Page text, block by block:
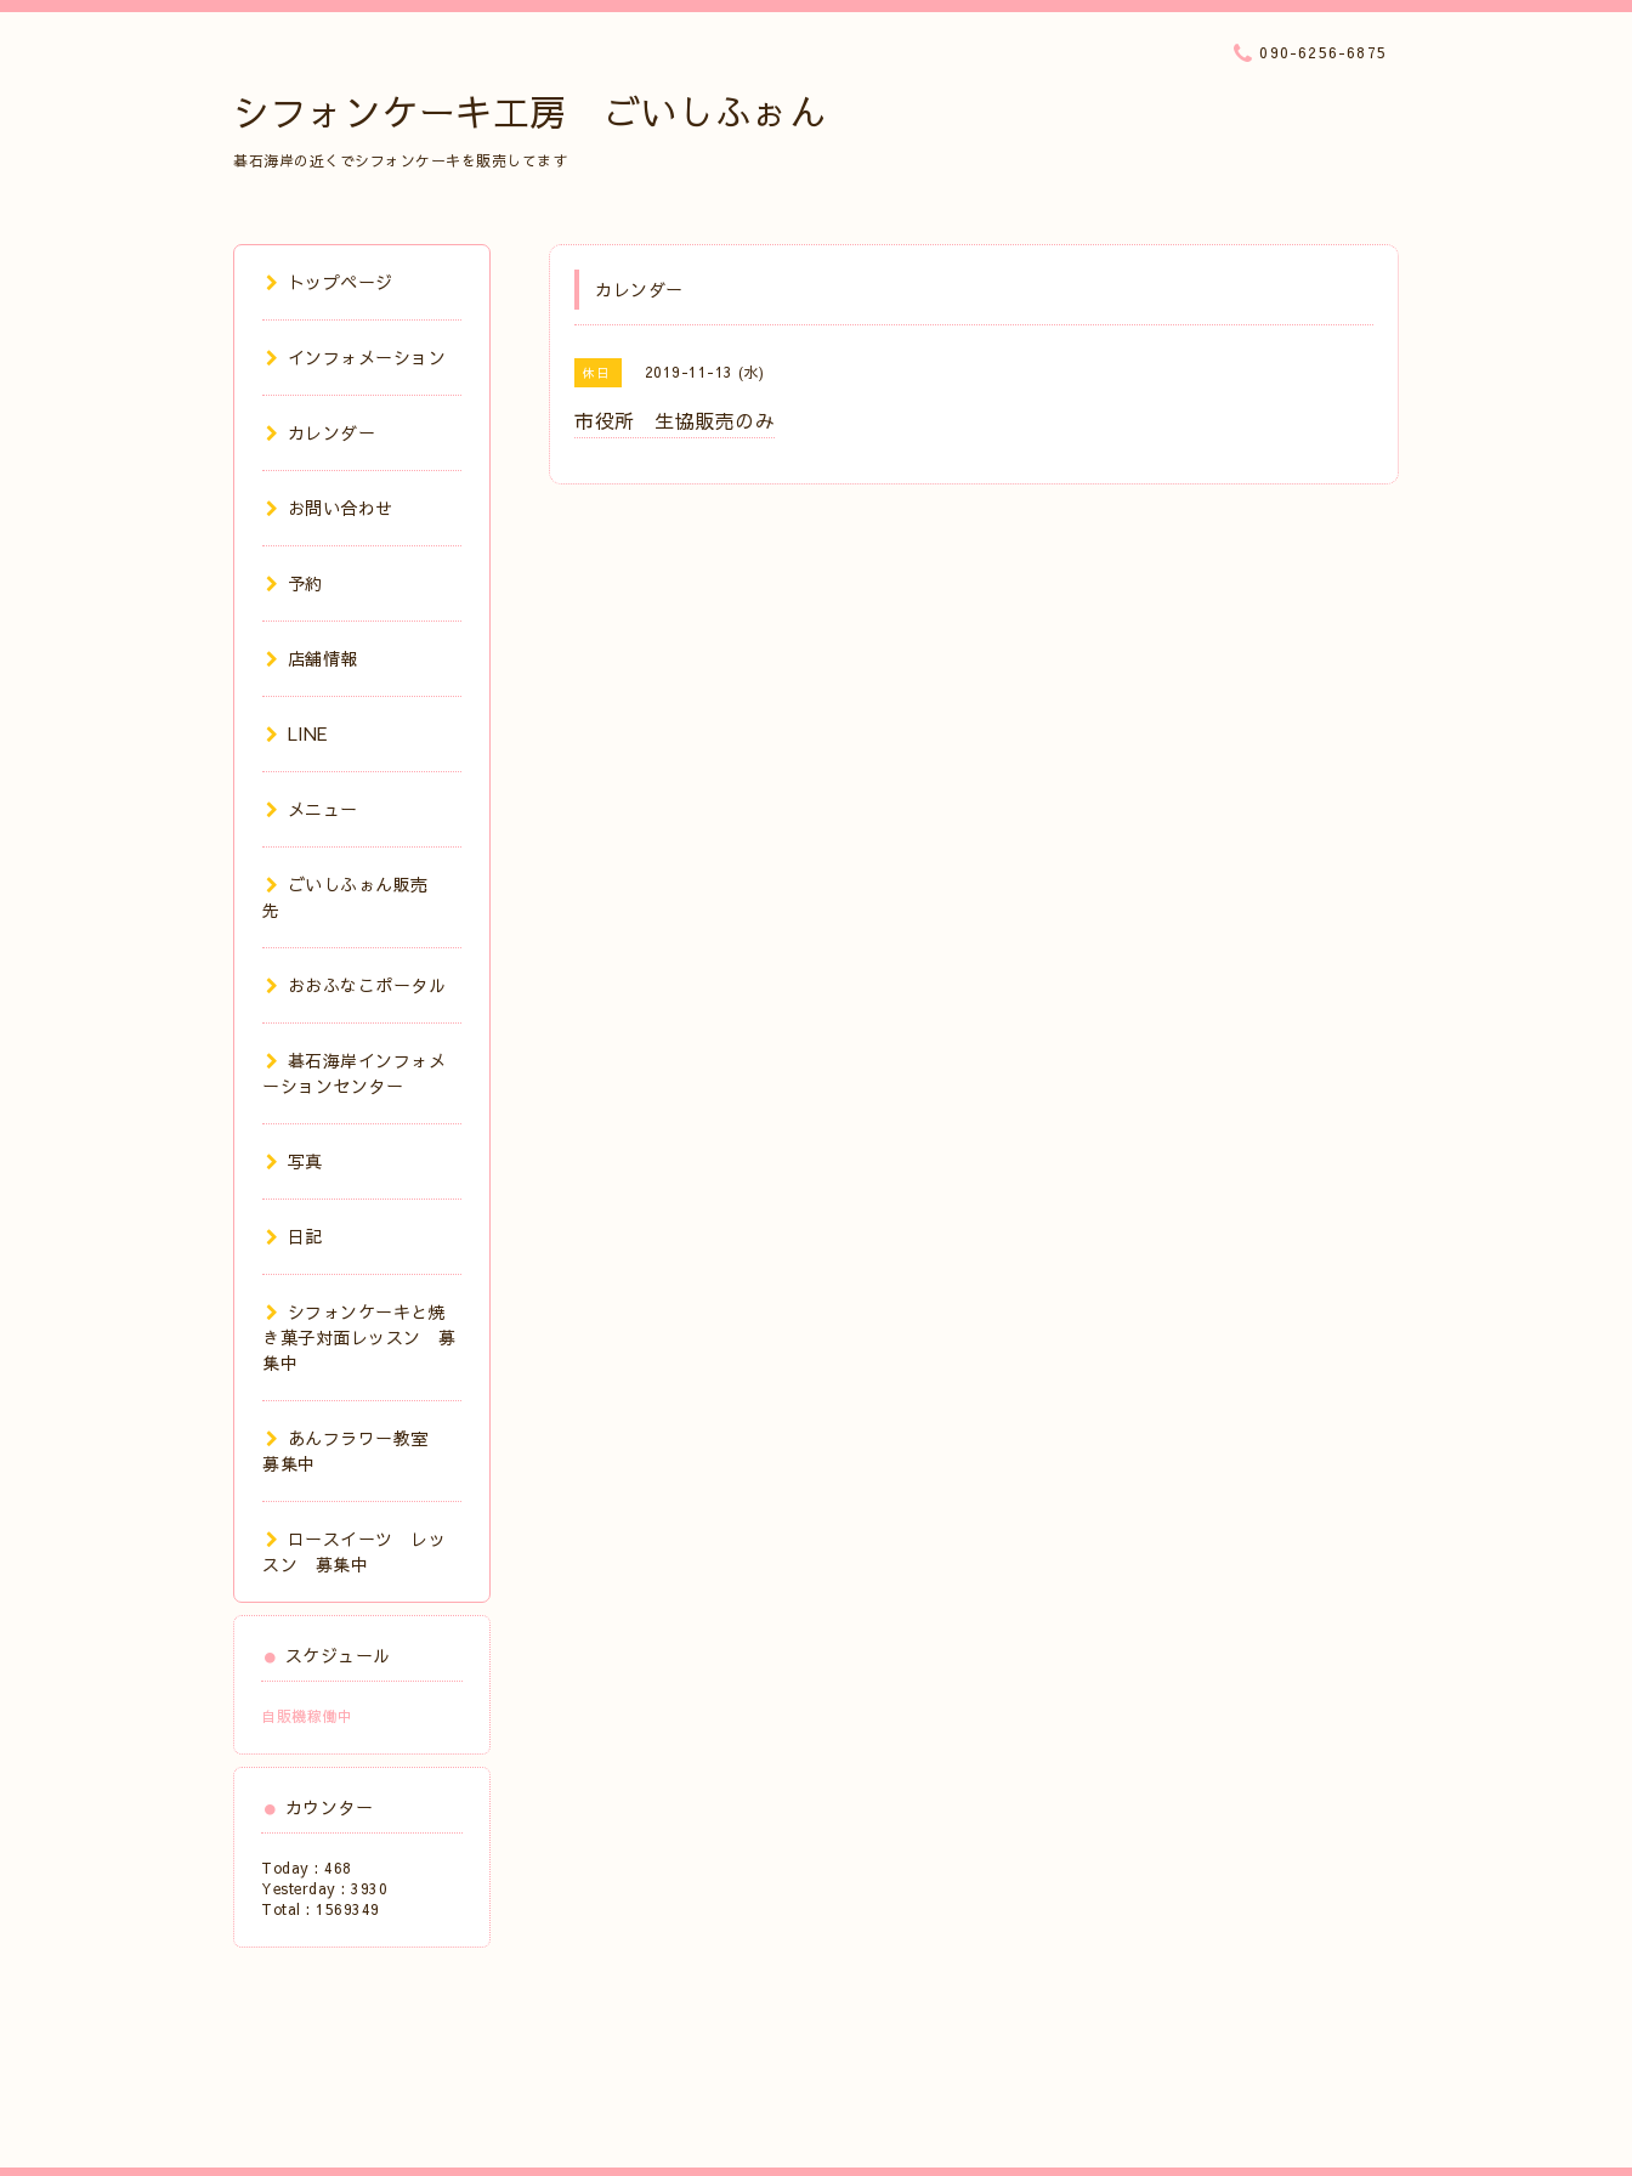
シフォンケーキ工房 ごいしふぉん
碁石海岸の近くでシフォンケーキを販売してます
090-6256-6875
カレンダー
休日 2019-11-13 (水)
市役所 生協販売のみ
トップページ
インフォメーション
カレンダー
お問い合わせ
予約
店舗情報
LINE
メニュー
ごいしふぉん販売
先
おおふなこポータル
碁石海岸インフォメ
ーションセンター
写真
日記
シフォンケーキと焼
き菓子対面レッスン 募
集中
あんフラワー教室
募集中
ロースイーツ レッ
スン 募集中
スケジュール
自販機稼働中
カウンター
Today : 468
Yesterday : 3930
Total : 1569349